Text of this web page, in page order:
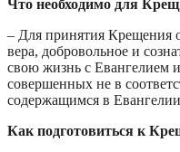
Что необходимо для
– Для принятия Крещения
вера, добровольное и
свою жизнь с Евангелием
совершенных не в
содержащимся в
Как подготовиться к